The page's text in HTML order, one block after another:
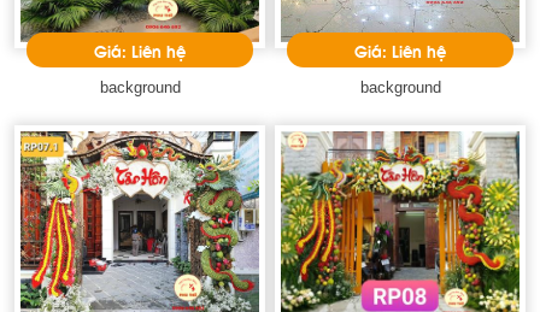
Giá: Liên hệ
background
Giá: Liên hệ
background